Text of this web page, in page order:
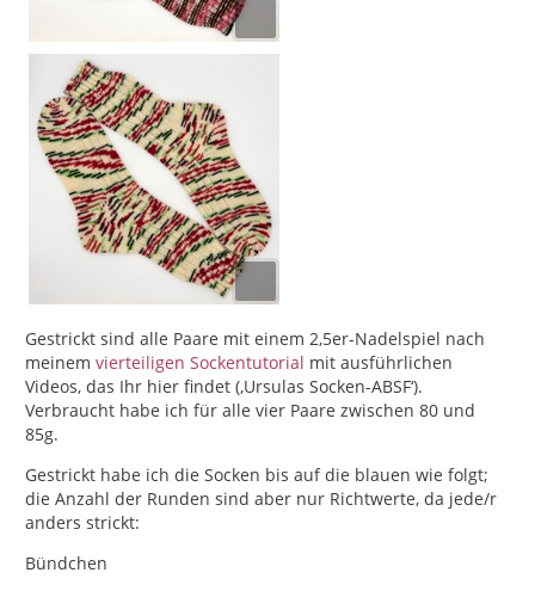
Gestrickt sind alle Paare mit einem 2,5er-Nadelspiel nach
meinem vierteiligen Sockentutorial mit ausführlichen
Videos, das Ihr hier findet (‚Ursulas Socken-ABSF‘).
Verbraucht habe ich für alle vier Paare zwischen 80 und
85g.
Gestrickt habe ich die Socken bis auf die blauen wie folgt;
die Anzahl der Runden sind aber nur Richtwerte, da jede/r
anders strickt:
Bündchen